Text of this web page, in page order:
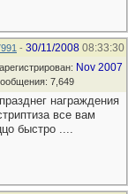
- 30/11/2008 08:33:30
Nov 2007
7,649
награждения
все вам
быстро ....